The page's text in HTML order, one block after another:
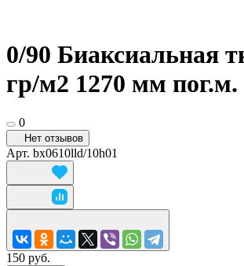
0/90 Биаксиальная
гр/м2 1270 мм пог.м.
0
Нет отзывов
Арт. bx0610lld/10h01
150 руб.